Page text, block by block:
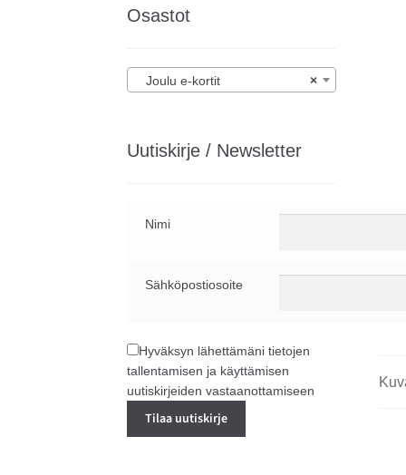
Osastot
×
Joulu e-kortit
Uutiskirje / Newsletter
Nimi
Sähköpostiosoite
Hyväksyn lähettämäni tietojen
tallentamisen ja käyttämisen
uutiskirjeiden vastaanottamiseen